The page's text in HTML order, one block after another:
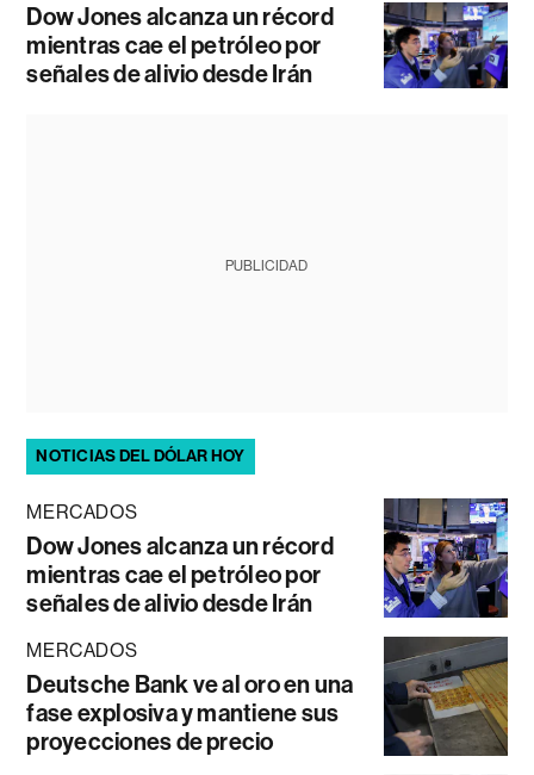
Dow Jones alcanza un récord
mientras cae el petróleo por
señales de alivio desde Irán
PUBLICIDAD
NOTICIAS DEL DÓLAR HOY
MERCADOS
Dow Jones alcanza un récord
mientras cae el petróleo por
señales de alivio desde Irán
MERCADOS
Deutsche Bank ve al oro en una
fase explosiva y mantiene sus
proyecciones de precio